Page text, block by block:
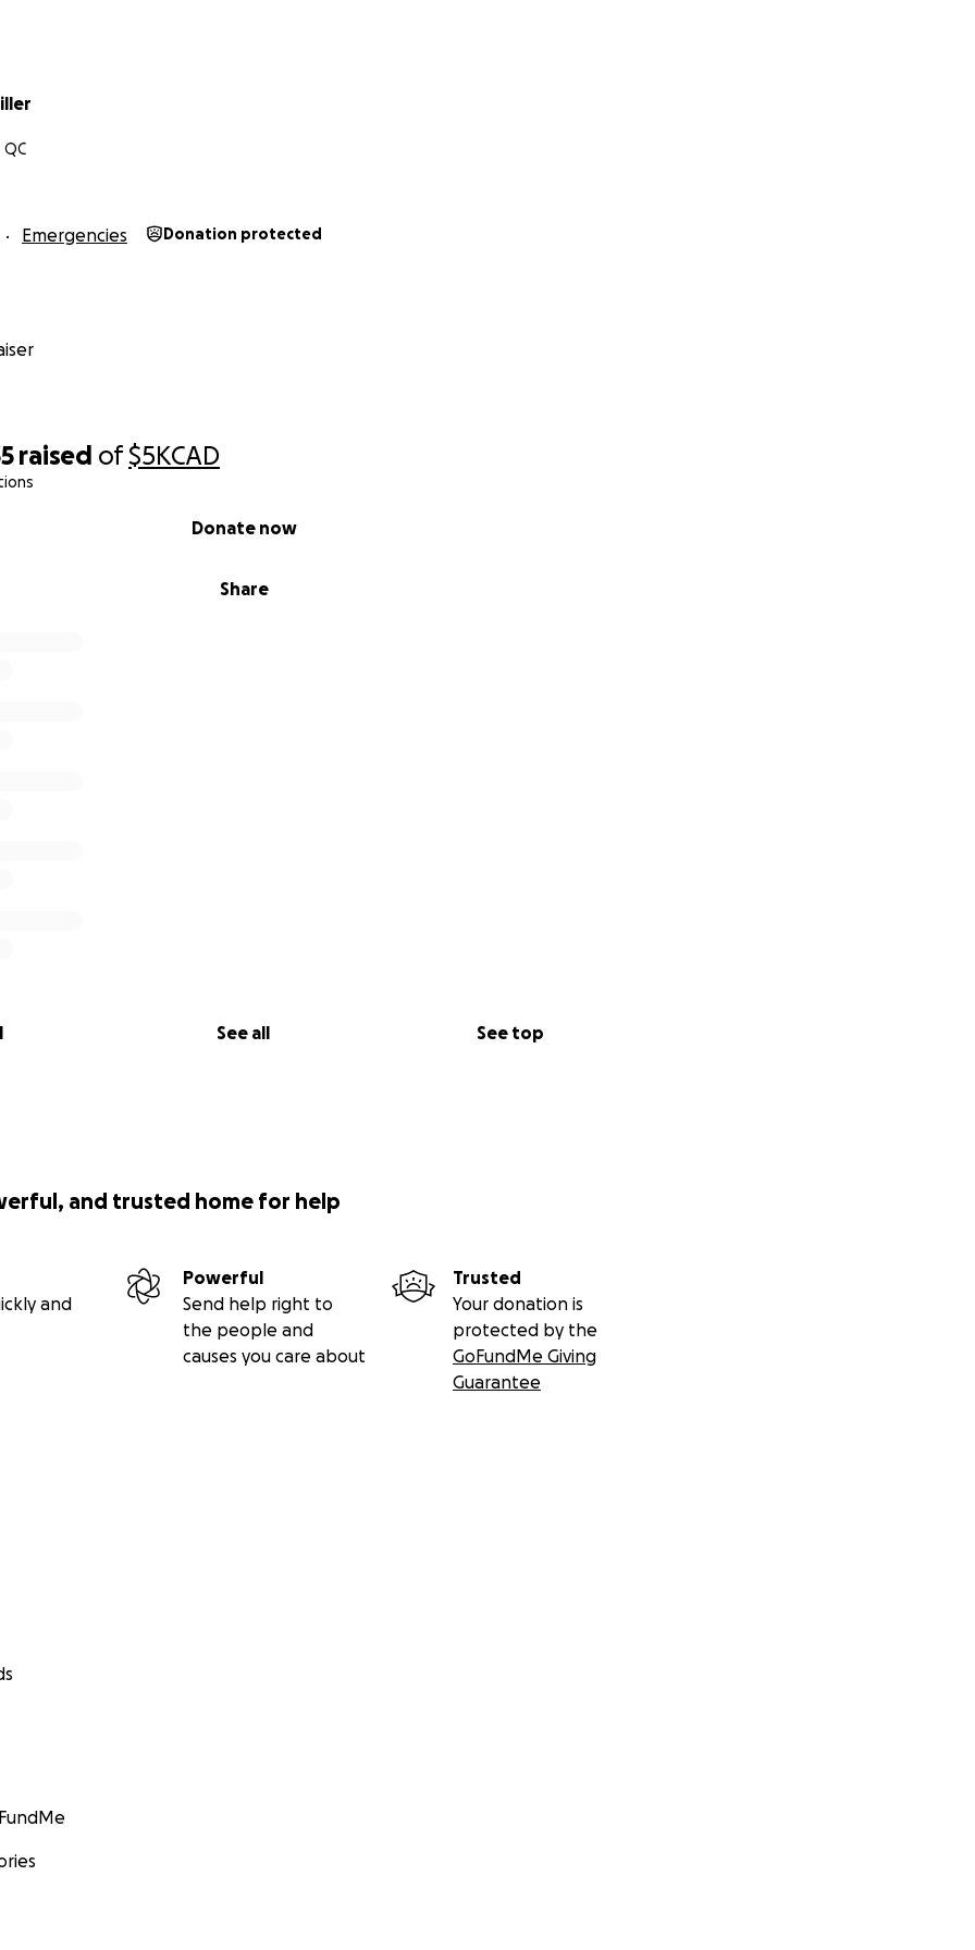
raised of$5KCAD
Share
Donate now
See all See top
QC
Emergencies Donation protected
and trusted home for help
and
Powerful
Send help right to
the people and
causes you care about
Trusted
Your donation is
protected by the
GoFundMe Giving
Guarantee